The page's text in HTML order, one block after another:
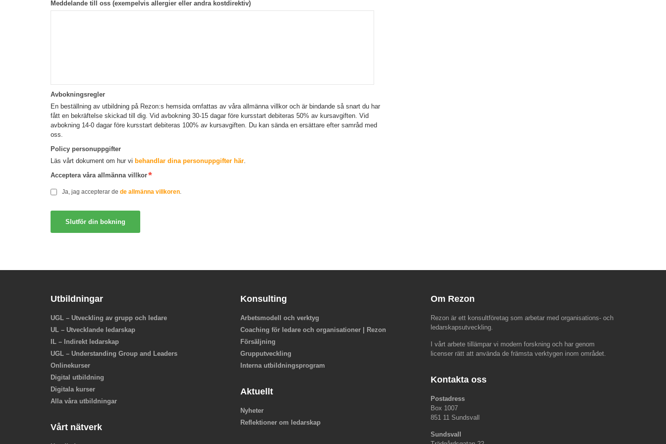
Meddelande till oss (exempelvis allergier eller andra kostdirektiv)
Avbokningsregler
En beställning av utbildning på Rezon:s hemsida omfattas av våra allmänna villkor och är bindande så snart du har
fått en bekräftelse skickad till dig. Vid avbokning 30-15 dagar före kursstart debiteras 50% av kursavgiften. Vid
avbokning 14-0 dagar före kursstart debiteras 100% av kursavgiften. Du kan sända en ersättare efter samråd med
oss.
Policy personuppgifter
Läs vårt dokument om hur vi behandlar dina personuppgifter här.
Acceptera våra allmänna villkor
Ja, jag accepterar de de allmänna villkoren
Utbildningar
UGL – Utveckling av grupp och ledare
UL – Utvecklande ledarskap
IL – Indirekt ledarskap
UGL – Understanding Group and Leaders
Onlinekurser
Digital utbildning
Digitala kurser
Alla våra utbildningar
Vårt nätverk
Konsulting
Arbetsmodell och verktyg
Coaching för ledare och organisationer | Rezon
Försäljning
Grupputveckling
Interna utbildningsprogram
Aktuellt
Nyheter
Reflektioner om ledarskap
Om Rezon
Rezon är ett konsultföretag som arbetar med organisations- och
ledarskapsutveckling.
I vårt arbete tillämpar vi modern forskning och har genom
licenser rätt att använda de främsta verktygen inom området.
Kontakta oss
Postadress
Box 1007
851 11 Sundsvall
Sundsvall